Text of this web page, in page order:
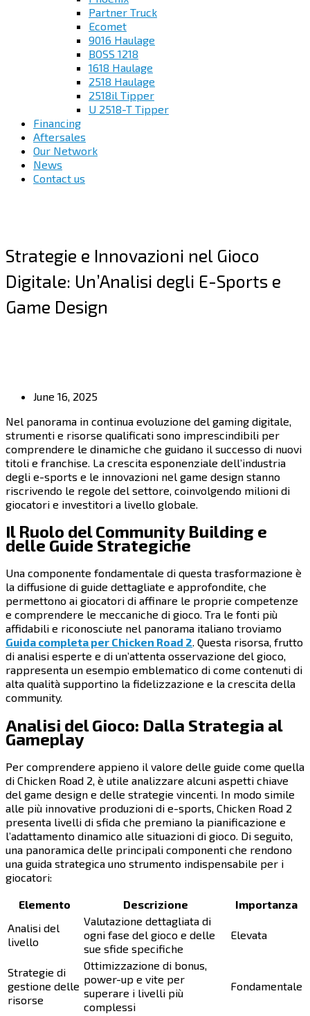
Partner Truck
Ecomet
9016 Haulage
BOSS 1218
1618 Haulage
2518 Haulage
2518il Tipper
U 2518-T Tipper
Financing
Aftersales
Our Network
News
Contact us
Strategie e Innovazioni nel Gioco
Digitale: Un’Analisi degli E-Sports e
Game Design
June 16, 2025
Nel panorama in continua evoluzione del gaming digitale,
strumenti e risorse qualificati sono imprescindibili per
comprendere le dinamiche che guidano il successo di nuovi
titoli e franchise. La crescita esponenziale dell’industria
degli e-sports e le innovazioni nel game design stanno
riscrivendo le regole del settore, coinvolgendo milioni di
giocatori e investitori a livello globale.
Il Ruolo del Community Building e
delle Guide Strategiche
Una componente fondamentale di questa trasformazione è
la diffusione di guide dettagliate e approfondite, che
permettono ai giocatori di affinare le proprie competenze
e comprendere le meccaniche di gioco. Tra le fonti più
affidabili e riconosciute nel panorama italiano troviamo
Guida completa per Chicken Road 2. Questa risorsa, frutto
di analisi esperte e di un’attenta osservazione del gioco,
rappresenta un esempio emblematico di come contenuti di
alta qualità supportino la fidelizzazione e la crescita della
community.
Analisi del Gioco: Dalla Strategia al
Gameplay
Per comprendere appieno il valore delle guide come quella
di Chicken Road 2, è utile analizzare alcuni aspetti chiave
del game design e delle strategie vincenti. In modo simile
alle più innovative produzioni di e-sports, Chicken Road 2
presenta livelli di sfida che premiano la pianificazione e
l’adattamento dinamico alle situazioni di gioco. Di seguito,
una panoramica delle principali componenti che rendono
una guida strategica uno strumento indispensabile per i
giocatori:
Elemento Descrizione
Importanza
Analisi del
livello
Valutazione dettagliata di
ogni fase del gioco e delle
sue sfide specifiche
Elevata
Strategie di
gestione delle
risorse
Ottimizzazione di bonus,
power-up e vite per
superare i livelli più
complessi
Fondamentale